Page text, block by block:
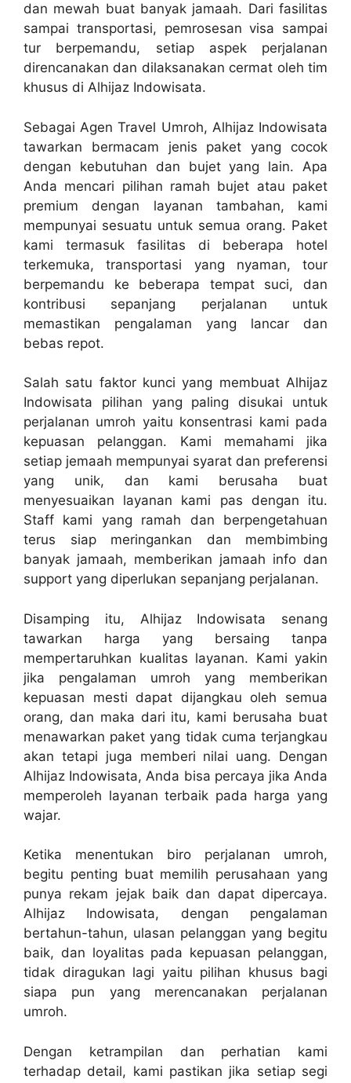
dan mewah buat banyak jamaah. Dari fasilitas
sampai transportasi, pemrosesan visa sampai
tur berpemandu, setiap aspek perjalanan
direncanakan dan dilaksanakan cermat oleh tim
khusus di Alhijaz Indowisata.
Sebagai Agen Travel Umroh, Alhijaz Indowisata
tawarkan bermacam jenis paket yang cocok
dengan kebutuhan dan bujet yang lain. Apa
Anda mencari pilihan ramah bujet atau paket
premium dengan layanan tambahan, kami
mempunyai sesuatu untuk semua orang. Paket
kami termasuk fasilitas di beberapa hotel
terkemuka, transportasi yang nyaman, tour
berpemandu ke beberapa tempat suci, dan
kontribusi sepanjang perjalanan untuk
memastikan pengalaman yang lancar dan
bebas repot.
Salah satu faktor kunci yang membuat Alhijaz
Indowisata pilihan yang paling disukai untuk
perjalanan umroh yaitu konsentrasi kami pada
kepuasan pelanggan. Kami memahami jika
setiap jemaah mempunyai syarat dan preferensi
yang unik, dan kami berusaha buat
menyesuaikan layanan kami pas dengan itu.
Staff kami yang ramah dan berpengetahuan
terus siap meringankan dan membimbing
banyak jamaah, memberikan jamaah info dan
support yang diperlukan sepanjang perjalanan.
Disamping itu, Alhijaz Indowisata senang
tawarkan harga yang bersaing tanpa
mempertaruhkan kualitas layanan. Kami yakin
jika pengalaman umroh yang memberikan
kepuasan mesti dapat dijangkau oleh semua
orang, dan maka dari itu, kami berusaha buat
menawarkan paket yang tidak cuma terjangkau
akan tetapi juga memberi nilai uang. Dengan
Alhijaz Indowisata, Anda bisa percaya jika Anda
memperoleh layanan terbaik pada harga yang
wajar.
Ketika menentukan biro perjalanan umroh,
begitu penting buat memilih perusahaan yang
punya rekam jejak baik dan dapat dipercaya.
Alhijaz Indowisata, dengan pengalaman
bertahun-tahun, ulasan pelanggan yang begitu
baik, dan loyalitas pada kepuasan pelanggan,
tidak diragukan lagi yaitu pilihan khusus bagi
siapa pun yang merencanakan perjalanan
umroh.
Dengan ketrampilan dan perhatian kami
terhadap detail, kami pastikan jika setiap segi